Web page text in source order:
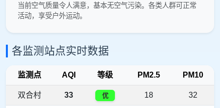
当前空气质量令人满意，基本无空气污染。各类人群可正常
活动，享受户外运动。
各监测站点实时数据
监测点 AQI 等级 PM2.5 PM10
双合村 33 优 18 32